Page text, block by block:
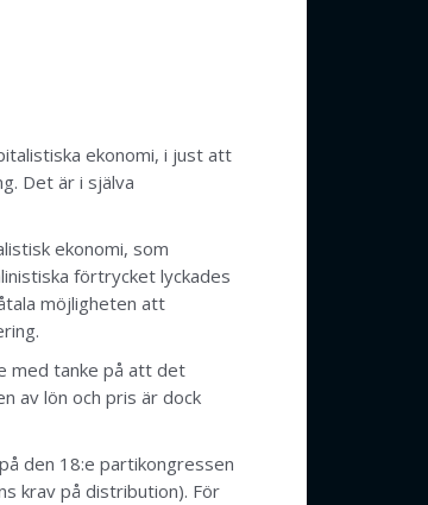
ekonomi, i just att
Det är i själva
ekonomi, som
förtrycket lyckades
möjligheten att
med tanke på att det
av lön och pris är dock
den 18:e partikongressen
krav på distribution). För